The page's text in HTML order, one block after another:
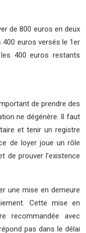
de 800 euros en deux
euros versés le 1er
400 euros restants
de prendre des
ne dégénère. Il faut
et tenir un registre
de loyer joue un rôle
de prouver l’existence
une mise en demeure
Cette mise en
recommandée avec
pas dans le délai